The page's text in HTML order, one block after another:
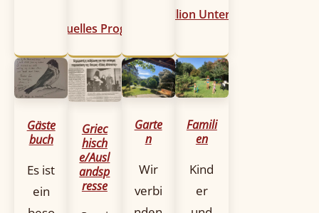
Aktuelles Programm
Idyllion Unterkünfte
Gäste
buch
Es ist
ein
Griec
hisch
e/Ausl
andsp
resse
Garte
n
Wir
verbi
Famili
en
Kind
er